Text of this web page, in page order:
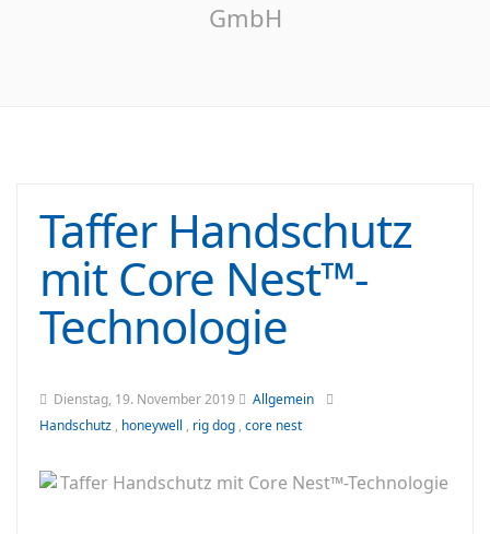
GmbH
Taffer Handschutz
mit Core Nest™-
Technologie
Dienstag, 19. November 2019
Allgemein
Handschutz , honeywell , rig dog , core nest